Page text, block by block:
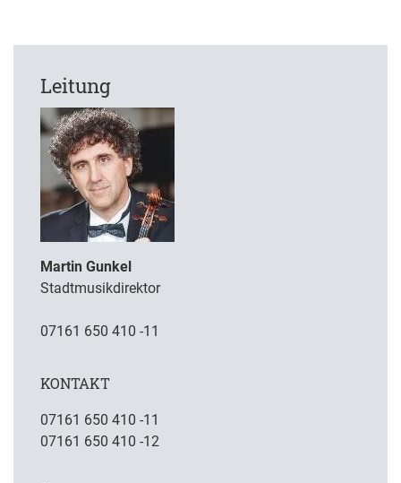
Leitung
Martin Gunkel
Stadtmusikdirektor
07161 650 410 -11
KONTAKT
07161 650 410 -11
07161 650 410 -12